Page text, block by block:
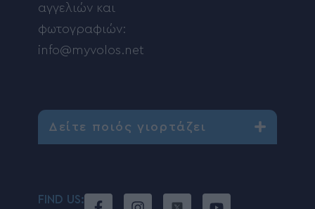
αγγελιών και
φωτογραφιών:
info@myvolos.net
Δείτε ποιός γιορτάζει
FIND US: